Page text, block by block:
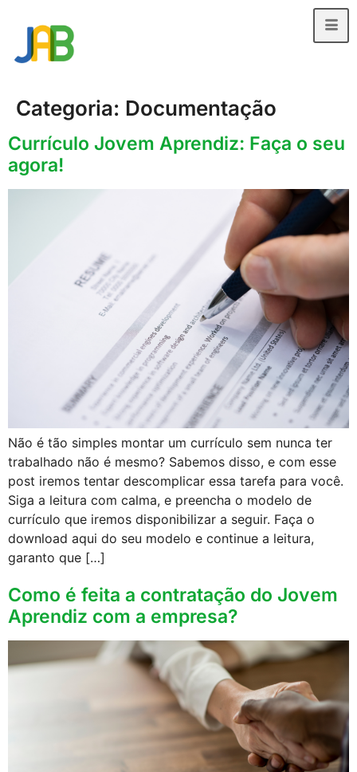
Categoria: Documentação
Currículo Jovem Aprendiz: Faça o seu
agora!
Não é tão simples montar um currículo sem nunca ter
trabalhado não é mesmo? Sabemos disso, e com esse
post iremos tentar descomplicar essa tarefa para você.
Siga a leitura com calma, e preencha o modelo de
currículo que iremos disponibilizar a seguir. Faça o
download aqui do seu modelo e continue a leitura,
garanto que […]
Como é feita a contratação do Jovem
Aprendiz com a empresa?